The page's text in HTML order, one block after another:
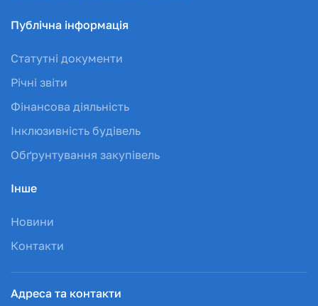
Публічна інформація
Статутні документи
Річні звіти
Фінансова діяльність
Інклюзивність будівель
Обґрунтування закупівель
Інше
Новини
Контакти
Адреса та контакти